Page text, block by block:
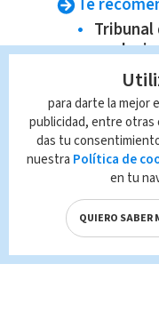
Te
Oscura”
Papa
a la
Tarde
deja un
para darte la mejor
publicidad, entre otras
das tu
nuestra Política de
en tu
QUIERO SABER